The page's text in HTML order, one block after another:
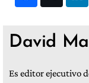
David
Es editor ejecutivo